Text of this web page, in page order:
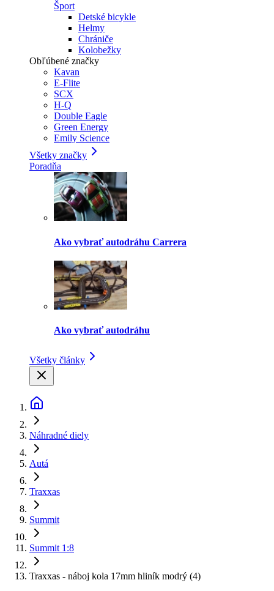
Šport
Detské bicykle
Helmy
Chrániče
Kolobežky
Obľúbené značky
Kavan
E-Flite
SCX
H-Q
Double Eagle
Green Energy
Emily Science
Všetky značky
Poradňa
Ako vybrať autodráhu Carrera
Ako vybrať autodráhu
Všetky články
Náhradné diely
Autá
Traxxas
Summit
Summit 1:8
Traxxas - náboj kola 17mm hliník modrý (4)